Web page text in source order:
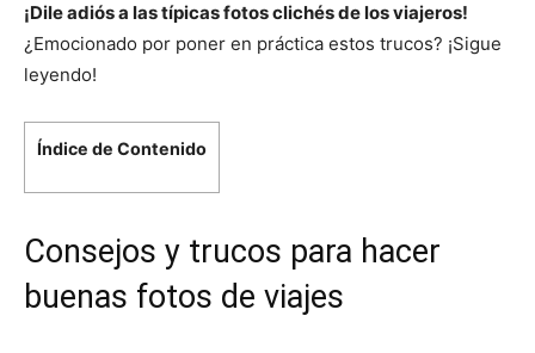
¡Dile adiós a las típicas fotos clichés de los viajeros!
¿Emocionado por poner en práctica estos trucos? ¡Sigue
leyendo!
Índice de Contenido
Consejos y trucos para hacer
buenas fotos de viajes